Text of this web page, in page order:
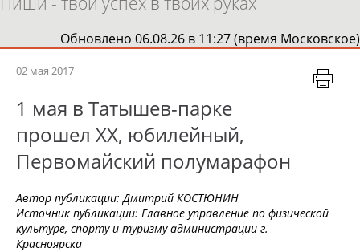
Обновлено 06.08.26 в 11:27 (время Московское)
02 мая 2017
1 мая в Татышев-парке
прошел XX, юбилейный,
Первомайский полумарафон
Автор публикации:Дмитрий КОСТЮНИН
Источник публикации: Главное управление по физической
культуре, спорту и туризму администрации г.
Красноярска